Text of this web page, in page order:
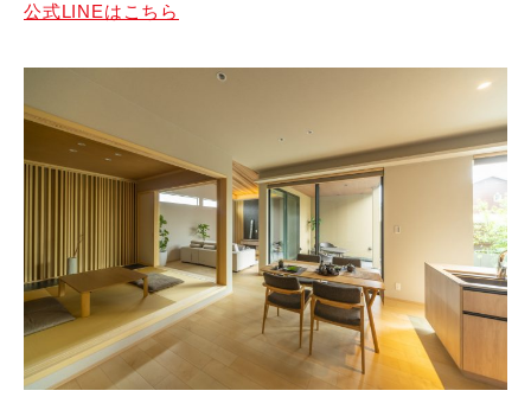
公式LINEはこちら